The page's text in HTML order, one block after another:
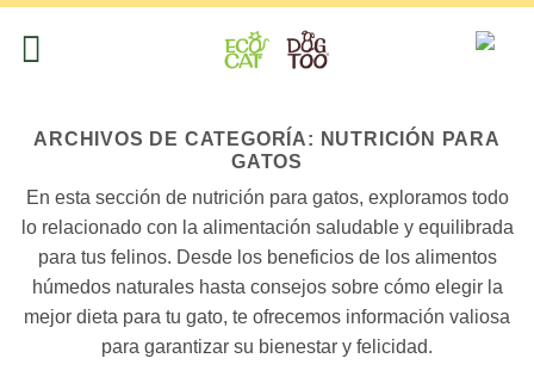
Saltar
ARCHIVOS DE CATEGORÍA: NUTRICIÓN PARA
GATOS
En esta sección de nutrición para gatos, exploramos todo
lo relacionado con la alimentación saludable y equilibrada
para tus felinos. Desde los beneficios de los alimentos
húmedos naturales hasta consejos sobre cómo elegir la
mejor dieta para tu gato, te ofrecemos información valiosa
para garantizar su bienestar y felicidad.